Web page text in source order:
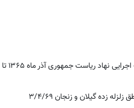
تشکیل ستاد موقت بازسازی مناطق سیلزده کشور در حوزه معاونت اجرایی نهاد ریاست جمهوری آذر ماه ۱۳۶۵ تا
زده گیلان و زنجان ۳/۴/۶۹